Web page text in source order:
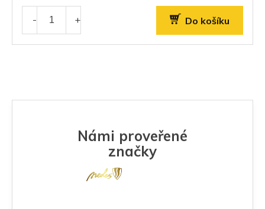
Do košíku
Námi proveřené
značky